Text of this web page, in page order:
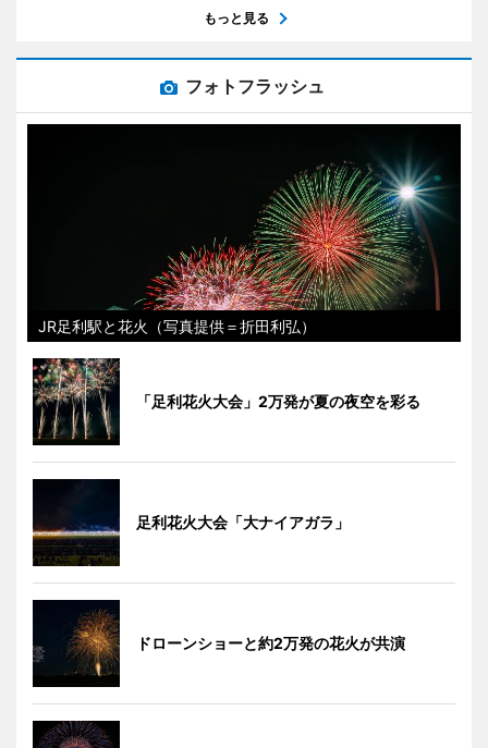
もっと見る
フォトフラッシュ
JR足利駅と花火（写真提供＝折田利弘）
「足利花火大会」2万発が夏の夜空を彩る
足利花火大会「大ナイアガラ」
ドローンショーと約2万発の花火が共演